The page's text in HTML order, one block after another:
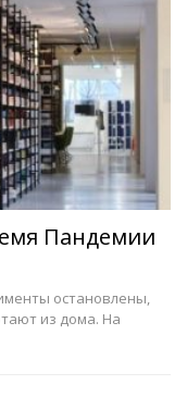
Пандемии
остановлены,
из дома. На